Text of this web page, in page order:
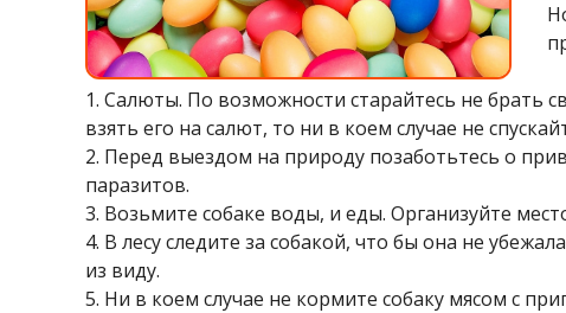
1. Салюты. По возможности старайтесь не брать
взять его на салют, то ни в коем случае не
2. Перед выездом на природу позаботьтесь о
паразитов.
3. Возьмите собаке воды, и еды. Организуйте
4. В лесу следите за собакой, что бы она не
из виду.
5. Ни в коем случае не кормите собаку мясом с